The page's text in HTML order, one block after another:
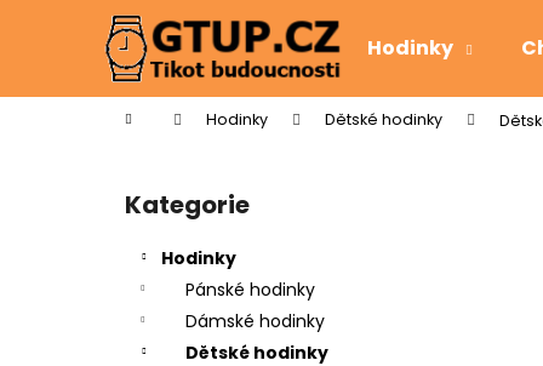
Hodinky
Domů Hodinky Dětské hodinky
Přeskočit
kategorie
Kategorie
Hodinky
Pánské hodinky
Dámské hodinky
Dětské hodinky
í
Zpět
do
Zpět
do